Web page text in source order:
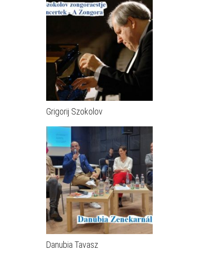
Grigorij Szokolov
Danubia Tavasz